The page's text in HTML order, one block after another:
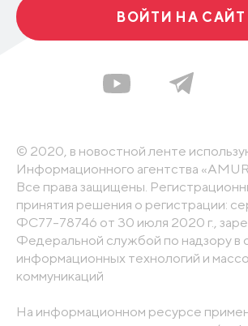
ВОЙТИ НА САЙТ
© 2020, в новостной ленте
Информационного агентства
Все права защищены.
принятия решения о регистрации:
ФС77-78746 от 30 июля 2020 г.,
Федеральной службой по надзору в
информационных технологий и
коммуникаций
На информационном ресурсе